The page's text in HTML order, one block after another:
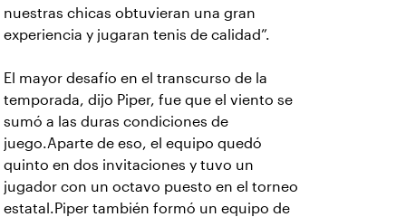
nuestras chicas obtuvieran una gran
experiencia y jugaran tenis de calidad”.
El mayor desafío en el transcurso de la
temporada, dijo Piper, fue que el viento se
sumó a las duras condiciones de
juego.Aparte de eso, el equipo quedó
quinto en dos invitaciones y tuvo un
jugador con un octavo puesto en el torneo
estatal.Piper también formó un equipo de